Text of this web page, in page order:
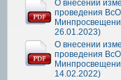
О внесении
проведения
26.01.2023)
О внесении
проведения
14.02.2022)